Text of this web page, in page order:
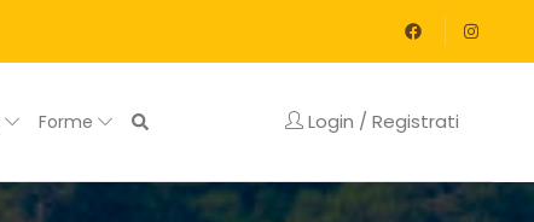
Forme Login / Registrati